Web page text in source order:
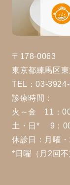
〒178-0063
東京都練馬区
TEL：03-
診療時間：
火～金 11：
土・日* 9：00
休診日：月曜
*日曜（月2回不